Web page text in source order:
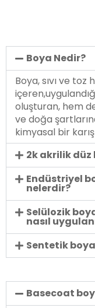
Boya Nedir?
Boya, sıvı ve
oluşturan, hem
ve doğa
kimyasal bir
2k akrilik düz
Endüstriyel
nelerdir?
Selülozik
nasıl
Sentetik
Basecoat